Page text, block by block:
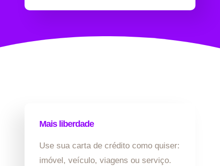
Mais liberdade
Use sua carta de crédito como quiser:
imóvel, veículo, viagens ou serviço.